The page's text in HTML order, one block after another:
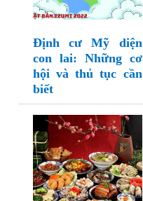
Định cư Mỹ diện
con lai: Những cơ
hội và thủ tục cần
biết